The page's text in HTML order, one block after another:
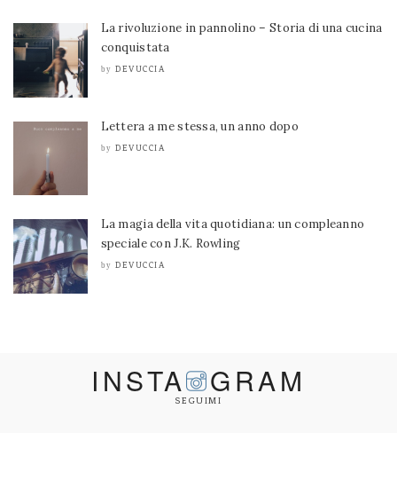
La rivoluzione in pannolino – Storia di una cucina
conquistata
by DEVUCCIA
Lettera a me stessa, un anno dopo
by DEVUCCIA
La magia della vita quotidiana: un compleanno
speciale con J.K. Rowling
by DEVUCCIA
INSTA GRAM
SEGUIMI